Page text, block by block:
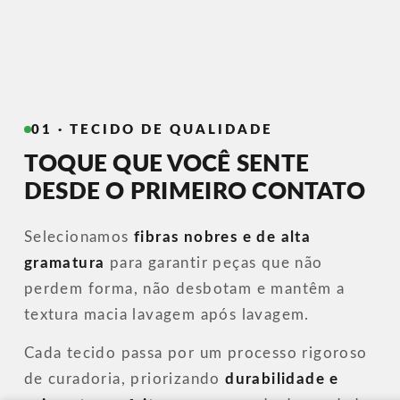
01 · TECIDO DE QUALIDADE
TOQUE QUE VOCÊ SENTE
DESDE O PRIMEIRO CONTATO
Selecionamosfibras nobres e de alta
gramatura para garantir peças que não
perdem forma, não desbotam e mantêm a
textura macia lavagem após lavagem.
Cada tecido passa por um processo rigoroso
de curadoria, priorizandodurabilidade e